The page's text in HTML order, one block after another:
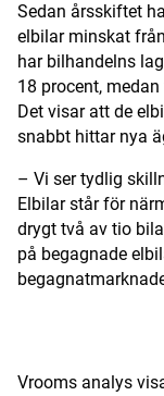
Sedan årsskiftet
elbilar minskat
har bilhandelns
18 procent,
Det visar att de
snabbt hittar nya
– Vi ser tydlig
Elbilar står för
drygt två av tio
på begagnade
Vrooms analys